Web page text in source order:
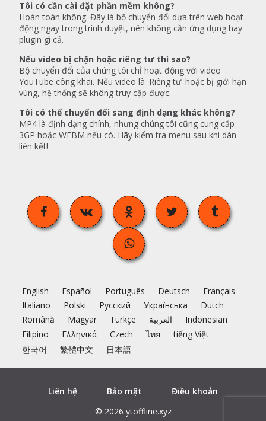
Tôi có cần cài đặt phần mềm không?
Hoàn toàn không. Đây là bộ chuyển đổi dựa trên web hoạt
động ngay trong trình duyệt, nên không cần ứng dụng hay
plugin gì cả.
Nếu video bị chặn hoặc riêng tư thì sao?
Bộ chuyển đổi của chúng tôi chỉ hoạt động với video
YouTube công khai. Nếu video là 'Riêng tư' hoặc bị giới hạn
vùng, hệ thống sẽ không truy cập được.
Tôi có thể chuyển đổi sang định dạng khác không?
MP4 là định dạng chính, nhưng chúng tôi cũng cung cấp
3GP hoặc WEBM nếu có. Hãy kiểm tra menu sau khi dán
liên kết!
English Español Português Deutsch
Français
Italiano
Polski Русский Українська
Dutch
Română
Magyar Türkçe العربية
Indonesian
Filipino
Ελληνικά Czech ไทย
tiếng Việt
한국어
繁體中文 日本語
Liên hệ Bảo mật
Điều khoản
© 2026 ytoffline.xyz